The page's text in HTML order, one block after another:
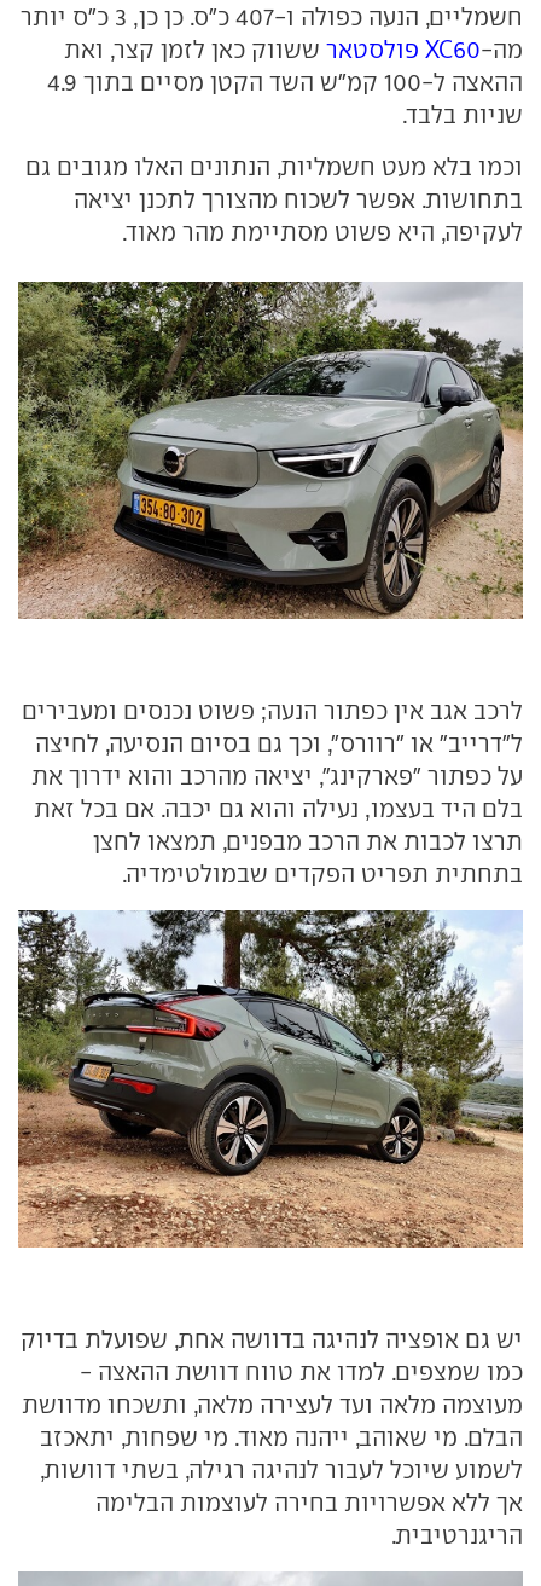
חשמליים, הנעה כפולה ו-407 כ"ס. כן כן, 3 כ"ס יותר
מה-XC60 פולסטאר
ששווק כאן לזמן קצר, ואת
ההאצה ל-100 קמ"ש השד הקטן מסיים בתוך 4.9
שניות בלבד.
וכמו בלא מעט חשמליות, הנתונים האלו מגובים גם
בתחושות. אפשר לשכוח מהצורך לתכנן יציאה
לעקיפה, היא פשוט מסתיימת מהר מאוד.
לרכב אגב אין כפתור הנעה; פשוט נכנסים ומעבירים
ל"דרייב" או "רוורס", וכך גם בסיום הנסיעה, לחיצה
על כפתור "פארקינג", יציאה מהרכב והוא ידרוך את
בלם היד בעצמו, נעילה והוא גם יכבה. אם בכל זאת
תרצו לכבות את הרכב מבפנים, תמצאו לחצן
בתחתית תפריט הפקדים שבמולטימדיה.
יש גם אופציה לנהיגה בדוושה אחת, שפועלת בדיוק
כמו שמצפים. למדו את טווח דוושת ההאצה -
מעוצמה מלאה ועד לעצירה מלאה, ותשכחו מדוושת
הבלם. מי שאוהב, ייהנה מאוד. מי שפחות, יתאכזב
לשמוע שיוכל לעבור לנהיגה רגילה, בשתי דוושות,
אך ללא אפשרויות בחירה לעוצמות הבלימה
הריגנרטיבית.